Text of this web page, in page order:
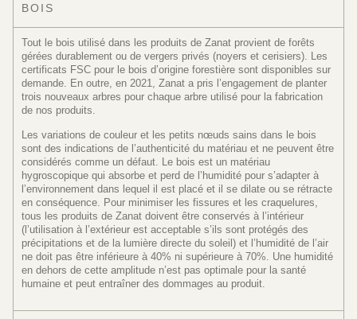
BOIS
Tout le bois utilisé dans les produits de Zanat provient de forêts
gérées durablement ou de vergers privés (noyers et cerisiers). Les
certificats FSC pour le bois d’origine forestière sont disponibles sur
demande. En outre, en 2021, Zanat a pris l’engagement de planter
trois nouveaux arbres pour chaque arbre utilisé pour la fabrication
de nos produits.
Les variations de couleur et les petits nœuds sains dans le bois
sont des indications de l’authenticité du matériau et ne peuvent être
considérés comme un défaut. Le bois est un matériau
hygroscopique qui absorbe et perd de l’humidité pour s’adapter à
l’environnement dans lequel il est placé et il se dilate ou se rétracte
en conséquence. Pour minimiser les fissures et les craquelures,
tous les produits de Zanat doivent être conservés à l’intérieur
(l’utilisation à l’extérieur est acceptable s’ils sont protégés des
précipitations et de la lumière directe du soleil) et l’humidité de l’air
ne doit pas être inférieure à 40% ni supérieure à 70%. Une humidité
en dehors de cette amplitude n’est pas optimale pour la santé
humaine et peut entraîner des dommages au produit.